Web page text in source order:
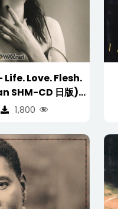
Love. Flesh.
SHM-CD 日版)
CD 银圈
1,800